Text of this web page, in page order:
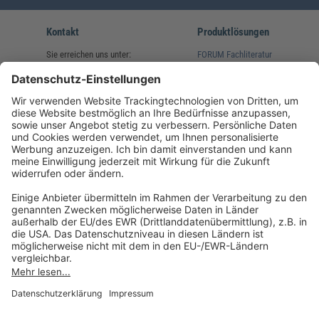
Kontakt
Sie erreichen uns unter:
(08233) 38 11 23
service@forum-verlag.com
Mo-Do 07:30 - 17:00 Uhr
Fr 07:30 - 15:00 Uhr
Produktlösungen
FORUM Fachliteratur
Folgen Sie uns
Impressum
Datenschutz